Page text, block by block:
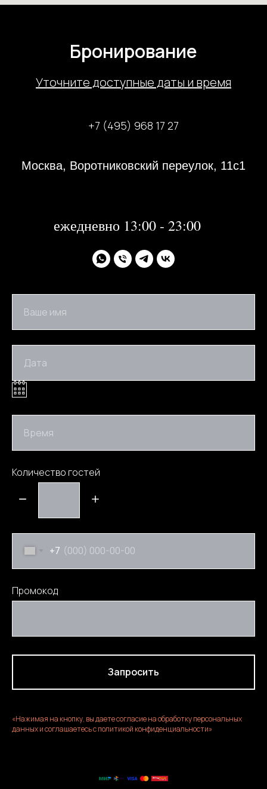
Бронирование
Уточните доступные даты и время
+7 (495) 968 17 27
Москва, Воротниковский переулок, 11с1
ежедневно 13:00 - 23:00
Ваше имя
Дата
Время
Количество гостей
+7
Промокод
Запросить
«Нажимая на кнопку, вы даете согласие на обработку персональных
данных и соглашаетесь c политикой конфиденциальности»